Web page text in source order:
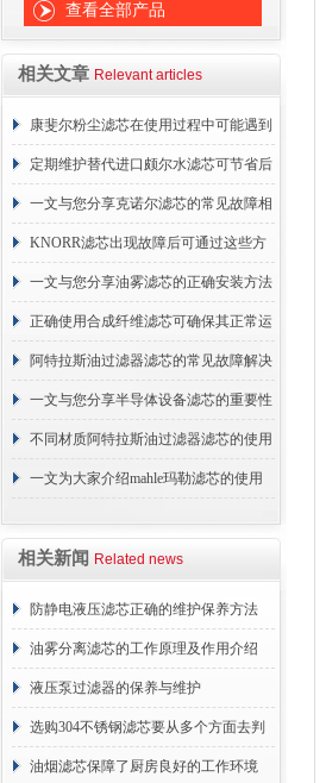
查看全部产品
相关文章 Relevant articles
康斐尔粉尘滤芯在使用过程中可能遇到
的故障相应解决方法分享
定期维护替代进口颇尔水滤芯可节省后
续更换成本
一文与您分享克诺尔滤芯的常见故障相
应解决方法
KNORR滤芯出现故障后可通过这些方
法解决
一文与您分享油雾滤芯的正确安装方法
正确使用合成纤维滤芯可确保其正常运
行
阿特拉斯油过滤器滤芯的常见故障解决
方法介绍
一文与您分享半导体设备滤芯的重要性
不同材质阿特拉斯油过滤器滤芯的使用
周期区别介绍
一文为大家介绍mahle玛勒滤芯的使用
相关新闻 Related news
防静电液压滤芯正确的维护保养方法
油雾分离滤芯的工作原理及作用介绍
液压泵过滤器的保养与维护
选购304不锈钢滤芯要从多个方面去判
断
油烟滤芯保障了厨房良好的工作环境